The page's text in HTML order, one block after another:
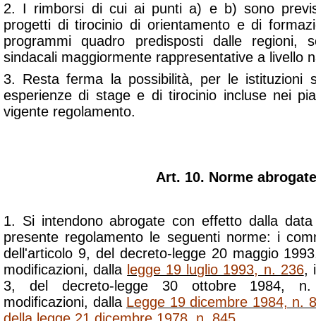
2. I rimborsi di cui ai punti a) e b) sono
progetti di tirocinio di orientamento e di
programmi quadro predisposti dalle regioni,
sindacali maggiormente rappresentative a livello
3. Resta ferma la possibilità, per le istituzioni
esperienze di stage e di tirocinio incluse nei
vigente regolamento.
Art. 10. Norme abrogate
1. Si intendono abrogate con effetto dalla
presente regolamento le seguenti norme: i
dell'articolo 9, del decreto-legge 20 maggio
modificazioni, dalla legge 19 luglio 1993, n. 236,
3, del decreto-legge 30 ottobre 1984,
modificazioni, dalla Legge 19 dicembre 1984, n.